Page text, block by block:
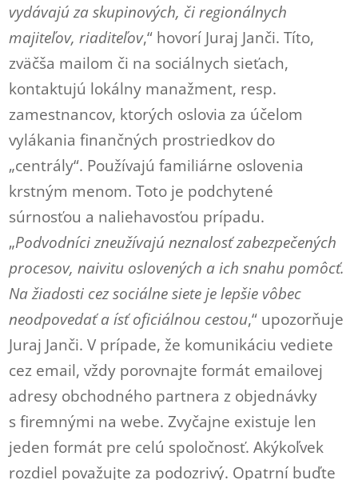
vydávajú za skupinových, či regionálnych
majiteľov, riaditeľov,“ hovorí Juraj Janči. Títo,
zväčša mailom či na sociálnych sieťach,
kontaktujú lokálny manažment, resp.
zamestnancov, ktorých oslovia za účelom
vylákania finančných prostriedkov do
„centrály“. Používajú familiárne oslovenia
krstným menom. Toto je podchytené
súrnosťou a naliehavosťou prípadu.
„Podvodníci zneužívajú neznalosť zabezpečených
procesov, naivitu oslovených a ich snahu pomôcť.
Na žiadosti cez sociálne siete je lepšie vôbec
neodpovedať a ísť oficiálnou cestou,“ upozorňuje
Juraj Janči. V prípade, že komunikáciu vediete
cez email, vždy porovnajte formát emailovej
adresy obchodného partnera z objednávky
s firemnými na webe. Zvyčajne existuje len
jeden formát pre celú spoločnosť. Akýkoľvek
rozdiel považujte za podozrivý. Opatrní buďte